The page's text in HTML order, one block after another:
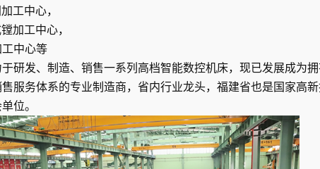
工中心，
加工中心，
中心等
研发、制造、销售一系列高档智能数控机床，现已发展成为
服务体系的专业制造商，省内行业龙头，福建省也是国家高
位。